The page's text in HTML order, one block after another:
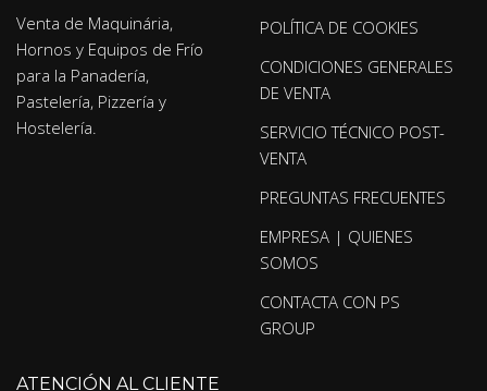
Venta de Maquinária,
Hornos y Equipos de Frío
para la Panadería,
Pastelería, Pizzería y
Hostelería.
POLÍTICA DE COOKIES
CONDICIONES GENERALES
DE VENTA
SERVICIO TÉCNICO POST-
VENTA
PREGUNTAS FRECUENTES
EMPRESA | QUIENES
SOMOS
CONTACTA CON PS
GROUP
ATENCIÓN AL CLIENTE